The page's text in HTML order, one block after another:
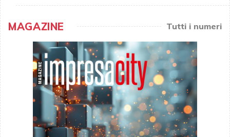
MAGAZINE Tutti i numeri